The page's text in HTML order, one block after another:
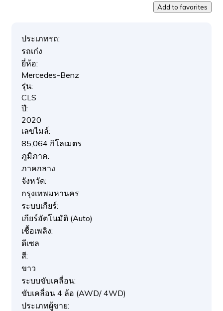
Add to favorites
ประเภทรถ:
รถเก๋ง
ยี่ห้อ:
Mercedes-Benz
รุ่น:
CLS
ปี:
2020
เลขไมล์:
85,064 กิโลเมตร
ภูมิภาค:
ภาคกลาง
จังหวัด:
กรุงเทพมหานคร
ระบบเกียร์:
เกียร์อัตโนมัติ (Auto)
เชื้อเพลิง:
ดีเซล
สี:
ขาว
ระบบขับเคลื่อน:
ขับเคลื่อน 4 ล้อ (AWD/ 4WD)
ประเภทผู้ขาย: